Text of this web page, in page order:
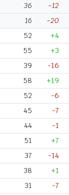
36 -12
16 -20
52 +4
55 +3
39 -16
58 +19
52 -6
45 -7
44 -1
51 +7
37 -14
38 +1
31 -7